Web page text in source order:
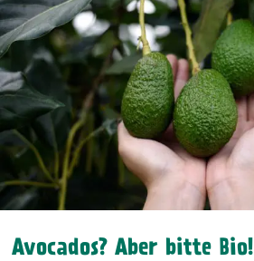
Avocados? Aber bitte Bio!